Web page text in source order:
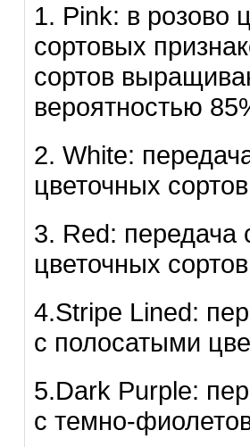
1. Pink: в розово
сортовых
сортов
вероятностью
2. White:
цветочных
3. Red: передача
цветочных
4.Stripe Lined:
с полосатыми
5.Dark Purple:
с темно-